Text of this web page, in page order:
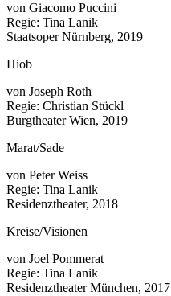
von Giacomo Puccini
Regie: Tina Lanik
Staatsoper Nürnberg, 2019
Hiob
von Joseph Roth
Regie: Christian Stückl
Burgtheater Wien, 2019
Marat/Sade
von Peter Weiss
Regie: Tina Lanik
Residenztheater, 2018
Kreise/Visionen
von Joel Pommerat
Regie: Tina Lanik
Residenztheater München, 2017